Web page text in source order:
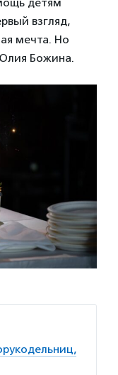
взгляд,
мечта. Но
Божина.